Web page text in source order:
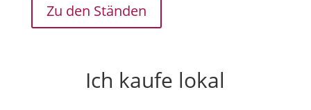
Zu den Ständen
Ich kaufe lokal